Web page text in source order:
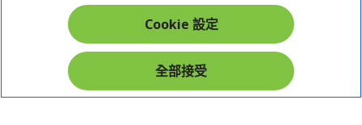
在社群上追蹤 Acer
Cookie 設定
全部接受